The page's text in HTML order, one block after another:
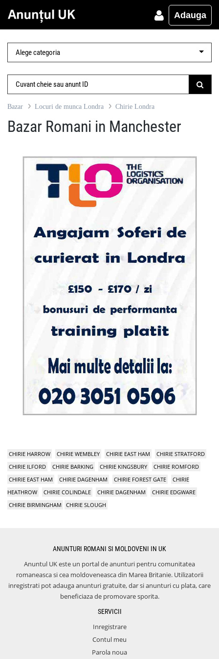
Adauga
Bazar Locuri de munca Londra Chirie Londra
Bazar Romani in Manchester
CHIRIE HARROW CHIRIE WEMBLEY CHIRIE EAST HAM
CHIRIE STRATFORD
CHIRIE ILFORD
CHIRIE BARKING CHIRIE KINGSBURY
CHIRIE ROMFORD
CHIRIE EAST HAM
CHIRIE DAGENHAM CHIRIE FOREST GATE
CHIRIE
HEATHROW
CHIRIE COLINDALE CHIRIE DAGENHAM
CHIRIE EDGWARE
CHIRIE BIRMINGHAM
CHIRIE SLOUGH
ANUNTURI ROMANI SI MOLDOVENI IN UK
Anuntul UK este un portal de anunturi pentru comunitatea
romaneasca si cea moldoveneasca din Marea Britanie. Utilizatorii
inregistrati pot adauga anunturi gratuite, dar si anunturi cu plata, care
beneficiaza de promovare sporita.
SERVICII
Inregistrare
Contul meu
Parola noua